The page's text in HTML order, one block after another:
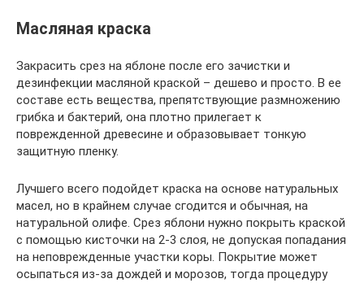
Масляная краска
Закрасить срез на яблоне после его зачистки и
дезинфекции масляной краской – дешево и просто. В ее
составе есть вещества, препятствующие размножению
грибка и бактерий, она плотно прилегает к
поврежденной древесине и образовывает тонкую
защитную пленку.
Лучшего всего подойдет краска на основе натуральных
масел, но в крайнем случае сгодится и обычная, на
натуральной олифе. Срез яблони нужно покрыть краской
с помощью кисточки на 2-3 слоя, не допуская попадания
на неповрежденные участки коры. Покрытие может
осыпаться из-за дождей и морозов, тогда процедуру